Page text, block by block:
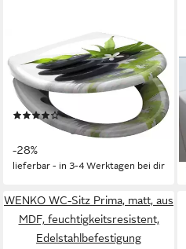
WC-Sitz Jasmin, Duroplast,
Absenkautomatik,
Schnellverschluss, Motivdruck
(31)
UVP42,99 €
-28%
lieferbar - in 3-4 Werktagen bei dir
WENKO WC-Sitz Prima, matt, aus
MDF, feuchtigkeitsresistent,
Edelstahlbefestigung